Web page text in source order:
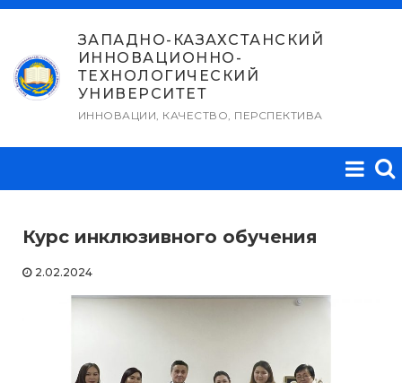
Перейти
содержимому
ЗАПАДНО-КАЗАХСТАНСКИЙ
ИННОВАЦИОННО-
ТЕХНОЛОГИЧЕСКИЙ
УНИВЕРСИТЕТ
ИННОВАЦИИ, КАЧЕСТВО, ПЕРСПЕКТИВА
Курс инклюзивного обучения
2.02.2024